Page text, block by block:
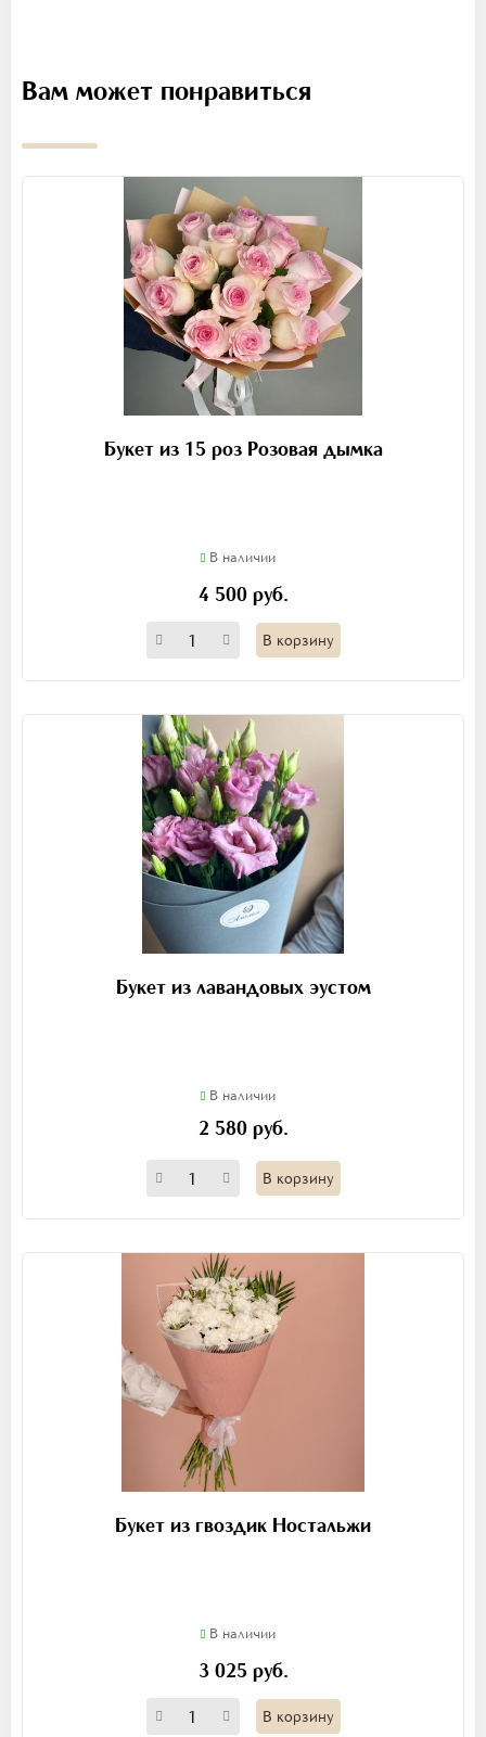
Вам может понравиться
Букет из 15 роз Розовая дымка
В наличии
4 500 руб.
В корзину
Букет из лавандовых эустом
В наличии
2 580 руб.
В корзину
Букет из гвоздик Ностальжи
В наличии
3 025 руб.
В корзину